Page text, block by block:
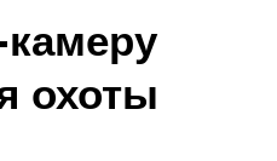
охоты